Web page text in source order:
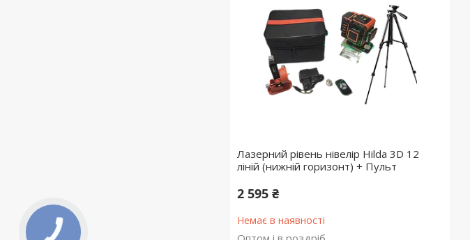
Лазерний рівень нівелір Hilda 3D 12
ліній (нижній горизонт) + Пульт
2 595 ₴
Немає в наявності